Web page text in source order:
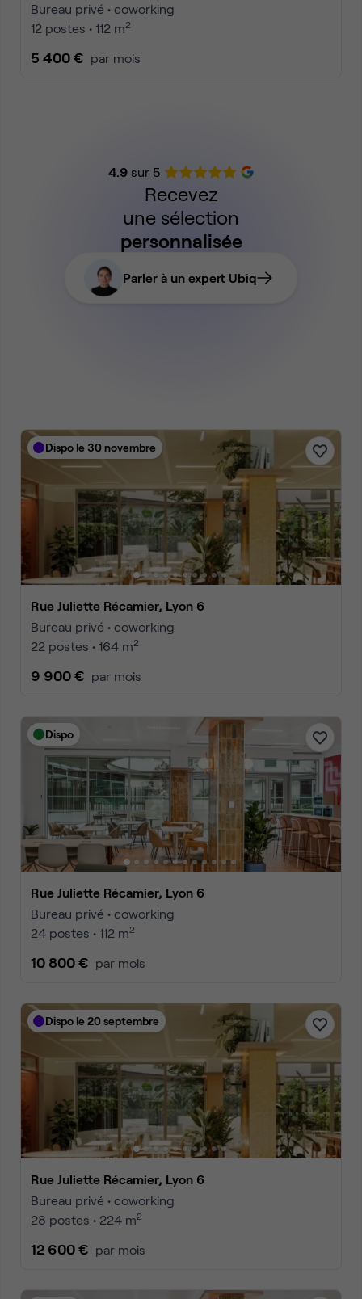
Bureau privé • coworking
12 postes • 112 m2
5 400 € par mois
4.9sur 5
Recevez
une sélection
personnalisée
Parler à un expert Ubiq
Dispo le 30 novembre
Rue Juliette Récamier, Lyon 6
Bureau privé • coworking
22 postes • 164 m2
9 900 € par mois
Dispo
Rue Juliette Récamier, Lyon 6
Bureau privé • coworking
24 postes • 112 m2
10 800 € par mois
Dispo le 20 septembre
Rue Juliette Récamier, Lyon 6
Bureau privé • coworking
28 postes • 224 m2
12 600 € par mois